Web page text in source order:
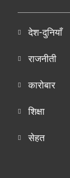
देश-दुनियाँ
राजनीती
कारोबार
शिक्षा
सेहत